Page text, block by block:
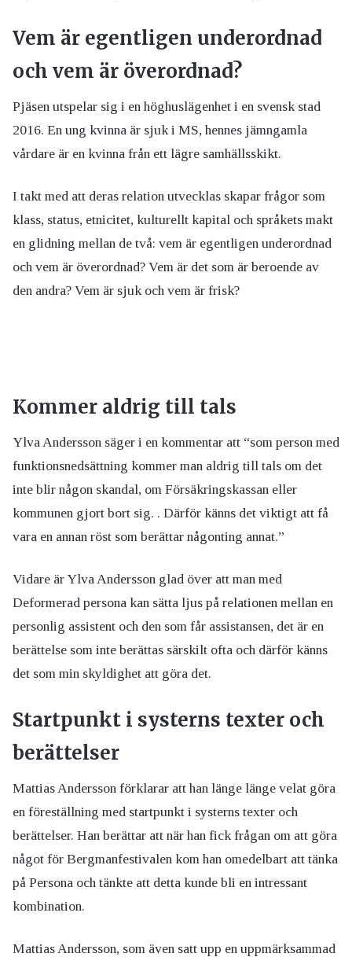
Vem är egentligen underordnad
och vem är överordnad?
Pjäsen utspelar sig i en höghuslägenhet i en svensk stad
2016. En ung kvinna är sjuk i MS, hennes jämngamla
vårdare är en kvinna från ett lägre samhällsskikt.
I takt med att deras relation utvecklas skapar frågor som
klass, status, etnicitet, kulturellt kapital och språkets makt
en glidning mellan de två: vem är egentligen underordnad
och vem är överordnad? Vem är det som är beroende av
den andra? Vem är sjuk och vem är frisk?
Kommer aldrig till tals
Ylva Andersson säger i en kommentar att “som person med
funktionsnedsättning kommer man aldrig till tals om det
inte blir någon skandal, om Försäkringskassan eller
kommunen gjort bort sig. . Därför känns det viktigt att få
vara en annan röst som berättar någonting annat.”
Vidare är Ylva Andersson glad över att man med
Deformerad persona kan sätta ljus på relationen mellan en
personlig assistent och den som får assistansen, det är en
berättelse som inte berättas särskilt ofta och därför känns
det som min skyldighet att göra det.
Startpunkt i systerns texter och
berättelser
Mattias Andersson förklarar att han länge länge velat göra
en föreställning med startpunkt i systerns texter och
berättelser. Han berättar att när han fick frågan om att göra
något för Bergmanfestivalen kom han omedelbart att tänka
på Persona och tänkte att detta kunde bli en intressant
kombination.
Mattias Andersson, som även satt upp en uppmärksammad